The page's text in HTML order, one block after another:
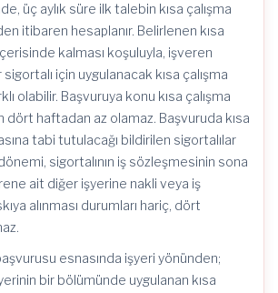
üç aylık süre ilk talebin kısa çalışma
itibaren hesaplanır. Belirlenen kısa
kalması koşuluyla, işveren
için uygulanacak kısa çalışma
olabilir. Başvuruya konu kısa çalışma
dört haftadan az olamaz. Başvuruda kısa
tabi tutulacağı bildirilen sigortalılar
sigortalının iş sözleşmesinin sona
ait diğer işyerine nakli veya iş
alınması durumları hariç, dört
esnasında işyeri yönünden;
bir bölümünde uygulanan kısa